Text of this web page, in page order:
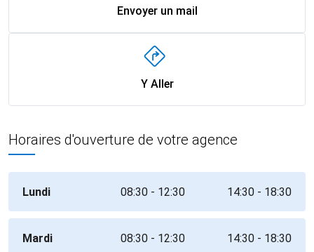
Envoyer un mail
Y Aller
Horaires d'ouverture de votre agence
Lundi 08:30 - 12:30 14:30 - 18:30
Mardi 08:30 - 12:30 14:30 - 18:30